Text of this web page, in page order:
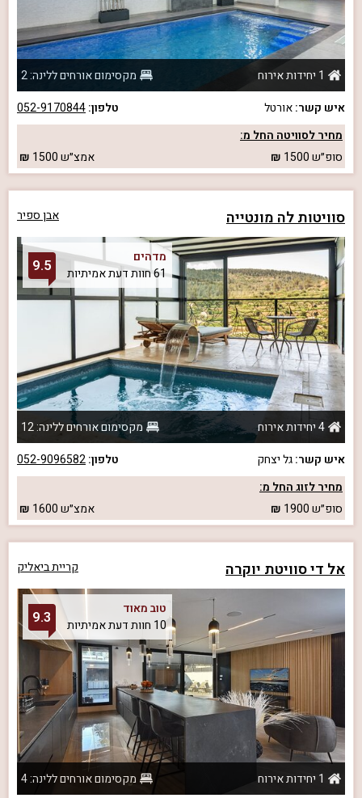
1 יחידות אירוח
מקסימום אורחים ללינה: 2
איש קשר:אורטל טלפון:052-9170844
מחיר לסוויטה החל מ:
סופ״ש1500 אמצ״ש1500
סוויטות לה מונטייה אבן ספיר
מדהים
61 חוות דעת אמיתיות
9.5
4 יחידות אירוח
מקסימום אורחים ללינה: 12
איש קשר:גל יצחק טלפון:052-9096582
מחיר לזוג החל מ:
סופ״ש1900 אמצ״ש1600
אל די סוויטת יוקרה קריית ביאליק
טוב מאוד
10 חוות דעת אמיתיות
9.3
1 יחידות אירוח
מקסימום אורחים ללינה: 4